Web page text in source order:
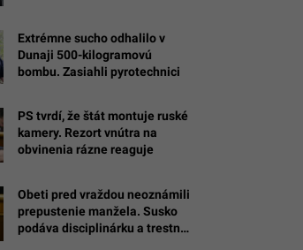
Extrémne sucho odhalilo v
Dunaji 500-kilogramovú
bombu. Zasiahli pyrotechnici
PS tvrdí, že štát montuje ruské
kamery. Rezort vnútra na
obvinenia rázne reaguje
Obeti pred vraždou neoznámili
prepustenie manžela. Susko
podáva disciplinárku a trestné